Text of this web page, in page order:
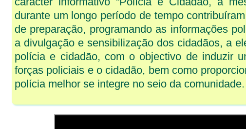
durante um longo período de tempo
de preparação, programando as informações
a divulgação e sensibilização dos cidadãos, a
polícia e cidadão, com o objectivo de induzir
forças policiais e o cidadão, bem como
polícia melhor se integre no seio da comunidade.